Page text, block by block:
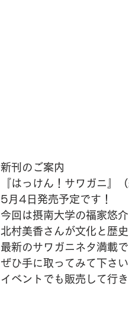
新刊のご案内
『はっけん！サワガニ』（
5月4日発売予定です！
今回は摂南大学の福家悠
北村美香さんが文化と歴
最新のサワガニネタ満載で
ぜひ手に取ってみて下さい
イベントでも販売して行